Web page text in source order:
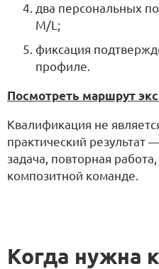
два персональных
M/L;
фиксация
профиле.
Посмотреть маршрут
Квалификация не
практический
задача, повторная
композитной команде.
Когда нужна